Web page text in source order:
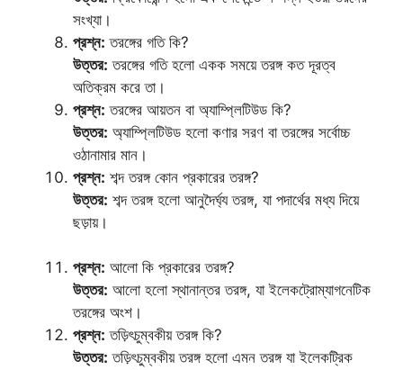
সংখ্যা।
প্রশ্ন: তরঙ্গের গতি কি?
উত্তর: তরঙ্গের গতি হলো একক সময়ে তরঙ্গ কত দূরত্ব
অতিক্রম করে তা।
প্রশ্ন: তরঙ্গের আয়তন বা অ্যাম্প্লিটিউড কি?
উত্তর: অ্যাম্প্লিটিউড হলো কণার সরণ বা তরঙ্গের সর্বোচ্চ
ওঠানামার মান।
প্রশ্ন: শব্দ তরঙ্গ কোন প্রকারের তরঙ্গ?
উত্তর: শব্দ তরঙ্গ হলো আনুদৈর্ঘ্য তরঙ্গ, যা পদার্থের মধ্য দিয়ে
ছড়ায়।
প্রশ্ন: আলো কি প্রকারের তরঙ্গ?
উত্তর: আলো হলো স্থানান্তর তরঙ্গ, যা ইলেকট্রোম্যাগনেটিক
তরঙ্গের অংশ।
প্রশ্ন: তড়িৎচুম্বকীয় তরঙ্গ কি?
উত্তর: তড়িৎচুম্বকীয় তরঙ্গ হলো এমন তরঙ্গ যা ইলেকট্রিক